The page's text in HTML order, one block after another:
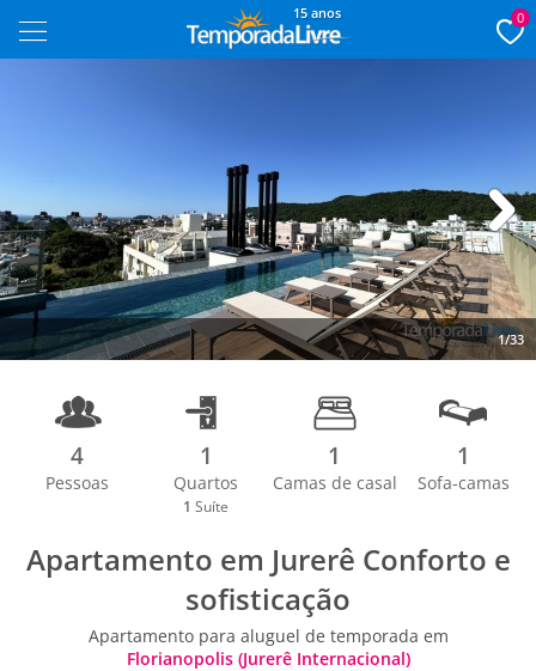
15 anos 0
1/33
Next
4
Pessoas
1
Quartos
1 Suíte
1
Camas de casal
1
Sofa-camas
Apartamento em Jurerê Conforto e
sofisticação
Apartamento para aluguel de temporada em
Florianopolis (Jurerê Internacional)